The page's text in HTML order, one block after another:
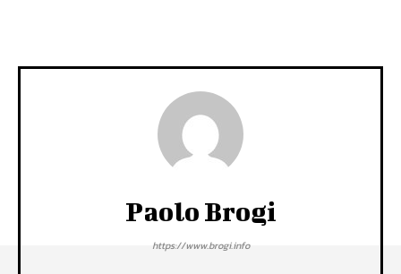
Paolo Brogi
https://www.brogi.info